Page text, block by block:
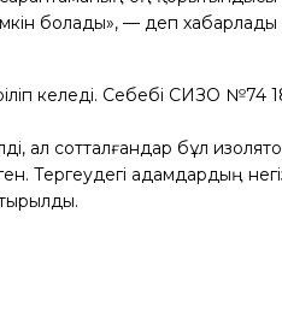
болады», — деп хабарлады
келеді. Себебі СИЗО №74
ал сотталғандар бұл
Тергеудегі адамдардың